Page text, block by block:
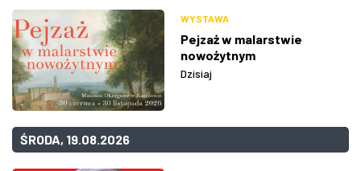
WYSTAWA
Pejzaż w malarstwie
nowożytnym
Dzisiaj
ŚRODA, 19.08.2026